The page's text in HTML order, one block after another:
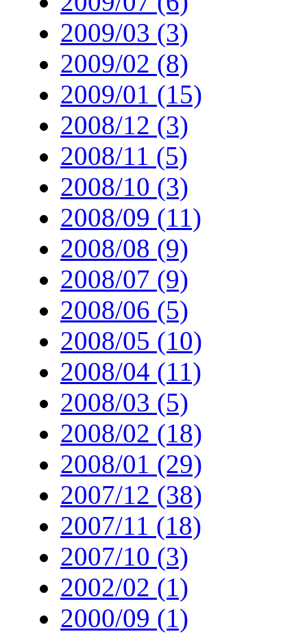
2009/03 (3)
2009/02 (8)
2009/01 (15)
2008/12 (3)
2008/11 (5)
2008/10 (3)
2008/09 (11)
2008/08 (9)
2008/07 (9)
2008/06 (5)
2008/05 (10)
2008/04 (11)
2008/03 (5)
2008/02 (18)
2008/01 (29)
2007/12 (38)
2007/11 (18)
2007/10 (3)
2002/02 (1)
2000/09 (1)